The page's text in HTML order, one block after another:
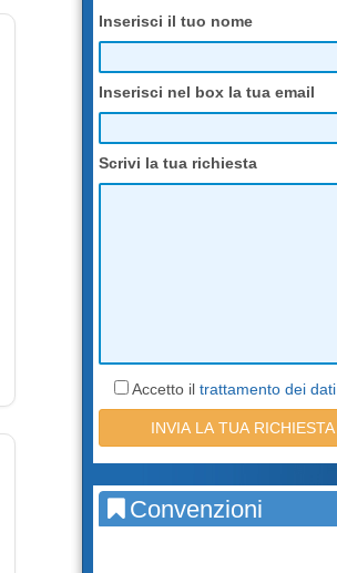
Inserisci il tuo nome
Inserisci nel box la tua email
Scrivi la tua richiesta
Accetto il trattamento dei dati
Convenzioni